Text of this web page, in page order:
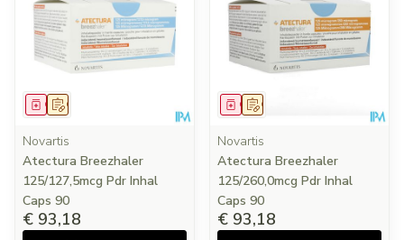
Op voorschrift
Geneesmiddel
Novartis
Atectura Breezhaler
125/127,5mcg Pdr Inhal
Caps 90
€ 93,18
Op voorschrift
Geneesmiddel
Novartis
Atectura Breezhaler
125/260,0mcg Pdr Inhal
Caps 90
€ 93,18